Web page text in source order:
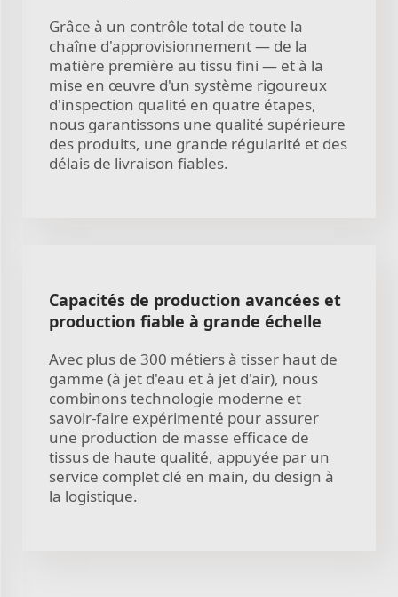
Grâce à un contrôle total de toute la
chaîne d'approvisionnement — de la
matière première au tissu fini — et à la
mise en œuvre d'un système rigoureux
d'inspection qualité en quatre étapes,
nous garantissons une qualité supérieure
des produits, une grande régularité et des
délais de livraison fiables.
Capacités de production avancées et
production fiable à grande échelle
Avec plus de 300 métiers à tisser haut de
gamme (à jet d'eau et à jet d'air), nous
combinons technologie moderne et
savoir-faire expérimenté pour assurer
une production de masse efficace de
tissus de haute qualité, appuyée par un
service complet clé en main, du design à
la logistique.